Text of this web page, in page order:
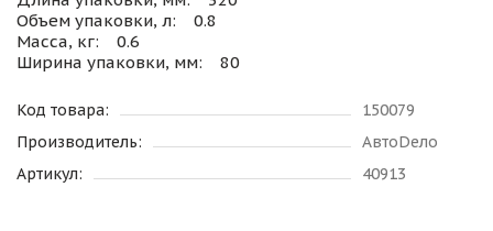
Объем упаковки, л: 0.8
Масса, кг: 0.6
Ширина упаковки, мм: 80
Код товара:
150079
Производитель:
АвтоDело
Артикул:
40913